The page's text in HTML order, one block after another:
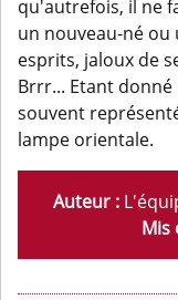
qu'autrefois, il ne
un nouveau-né ou
esprits, jaloux de
Brrr... Etant
souvent
lampe orientale.
Auteur :
Mis